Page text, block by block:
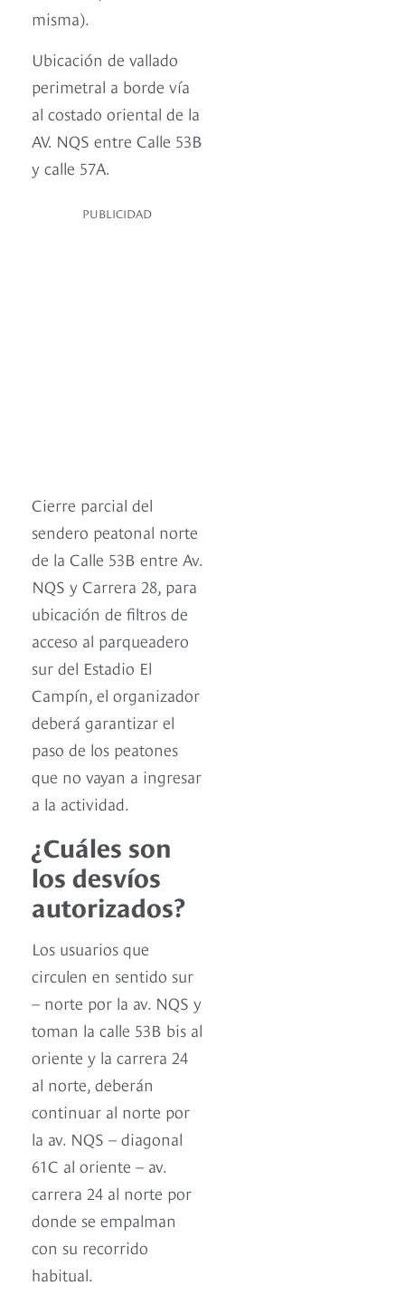
misma).
Ubicación de vallado
perimetral a borde vía
al costado oriental de la
AV. NQS entre Calle 53B
y calle 57A.
PUBLICIDAD
Cierre parcial del
sendero peatonal norte
de la Calle 53B entre Av.
NQS y Carrera 28, para
ubicación de filtros de
acceso al parqueadero
sur del Estadio El
Campín, el organizador
deberá garantizar el
paso de los peatones
que no vayan a ingresar
a la actividad.
¿Cuáles son
los desvíos
autorizados?
Los usuarios que
circulen en sentido sur
– norte por la av. NQS y
toman la calle 53B bis al
oriente y la carrera 24
al norte, deberán
continuar al norte por
la av. NQS – diagonal
61C al oriente – av.
carrera 24 al norte por
donde se empalman
con su recorrido
habitual.